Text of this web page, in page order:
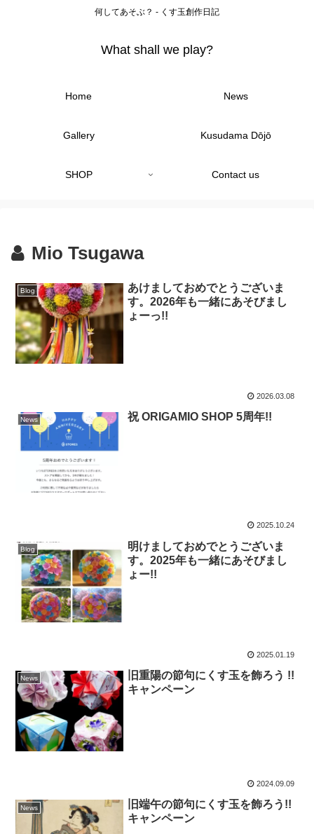
何してあそぶ？ - くす玉創作日記
What shall we play?
Home News
Gallery Kusudama Dōjō
SHOP Contact us
Mio Tsugawa
Blog
あけましておめでとうございま
す。2026年も一緒にあそびまし
ょーっ!!
2026.03.08
News 祝 ORIGAMIO SHOP 5周年!!
2025.10.24
Blog
明けましておめでとうございま
す。2025年も一緒にあそびまし
ょー!!
2025.01.19
News
旧重陽の節句にくす玉を飾ろう !!
キャンペーン
2024.09.09
News
旧端午の節句にくす玉を飾ろう!!
キャンペーン